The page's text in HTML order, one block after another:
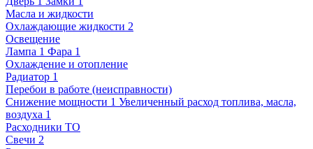
Масла и жидкости
Охлаждающие жидкости 2
Освещение
Лампа 1 Фара 1
Охлаждение и отопление
Радиатор 1
Перебои в работе (неисправности)
Снижение мощности 1 Увеличенный расход топлива, масла,
воздуха 1
Расходники ТО
Свечи 2